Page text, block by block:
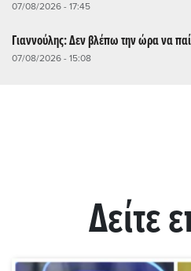
07/08/2026 - 17:45
Γιαννούλης: Δεν βλέπω την ώρα να
07/08/2026 - 15:08
Δείτε